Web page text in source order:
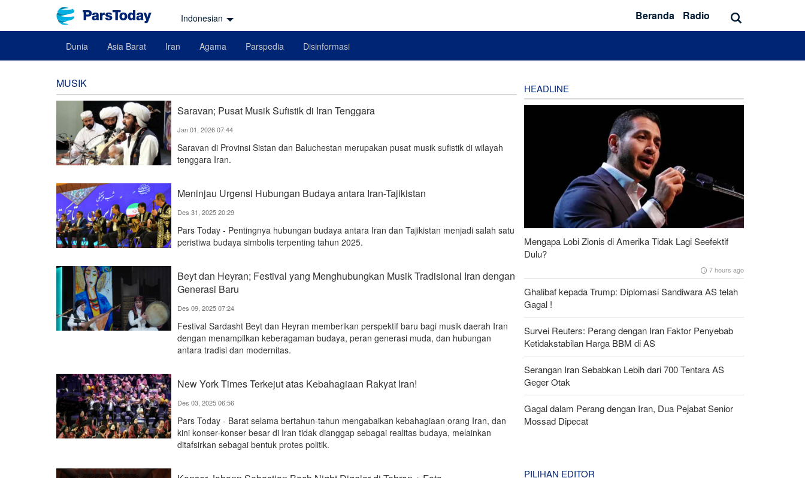
Indonesian Beranda Radio
Dunia Asia Barat Iran Agama Parspedia Disinformasi
MUSIK
Saravan; Pusat Musik Sufistik di Iran Tenggara
Jan 01, 2026 07:44
Saravan di Provinsi Sistan dan Baluchestan merupakan pusat musik sufistik di wilayah
tenggara Iran.
Meninjau Urgensi Hubungan Budaya antara Iran-Tajikistan
Des 31, 2025 20:29
Pars Today - Pentingnya hubungan budaya antara Iran dan Tajikistan menjadi salah satu
peristiwa budaya simbolis terpenting tahun 2025.
Beyt dan Heyran; Festival yang Menghubungkan Musik Tradisional Iran dengan
Generasi Baru
Des 09, 2025 07:24
Festival Sardasht Beyt dan Heyran memberikan perspektif baru bagi musik daerah Iran
dengan menampilkan keberagaman budaya, peran generasi muda, dan hubungan
antara tradisi dan modernitas.
New York Times Terkejut atas Kebahagiaan Rakyat Iran!
Des 03, 2025 06:56
Pars Today - Barat selama bertahun-tahun mengabaikan kebahagiaan orang Iran, dan
kini konser-konser besar di Iran tidak dianggap sebagai realitas budaya, melainkan
ditafsirkan sebagai bentuk protes politik.
HEADLINE
Mengapa Lobi Zionis di Amerika Tidak Lagi Seefektif
Dulu?
7 hours ago
Ghalibaf kepada Trump: Diplomasi Sandiwara AS telah
Gagal !
Survei Reuters: Perang dengan Iran Faktor Penyebab
Ketidakstabilan Harga BBM di AS
Serangan Iran Sebabkan Lebih dari 700 Tentara AS
Geger Otak
Gagal dalam Perang dengan Iran, Dua Pejabat Senior
Mossad Dipecat
PILIHAN EDITOR